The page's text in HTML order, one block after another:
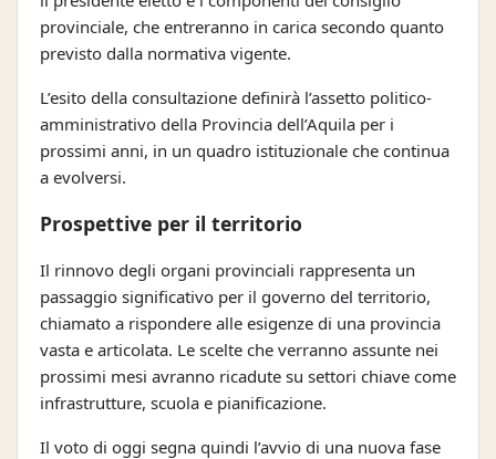
provinciale, che entreranno in carica secondo quanto
previsto dalla normativa vigente.
L’esito della consultazione definirà l’assetto politico-
amministrativo della Provincia dell’Aquila per i
prossimi anni, in un quadro istituzionale che continua
a evolversi.
Prospettive per il territorio
Il rinnovo degli organi provinciali rappresenta un
passaggio significativo per il governo del territorio,
chiamato a rispondere alle esigenze di una provincia
vasta e articolata. Le scelte che verranno assunte nei
prossimi mesi avranno ricadute su settori chiave come
infrastrutture, scuola e pianificazione.
Il voto di oggi segna quindi l’avvio di una nuova fase